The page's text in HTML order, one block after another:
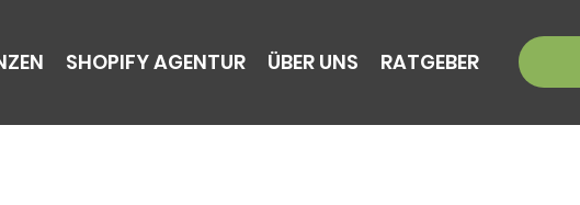
SHOPIFY AGENTUR ÜBER UNS RATGEBER